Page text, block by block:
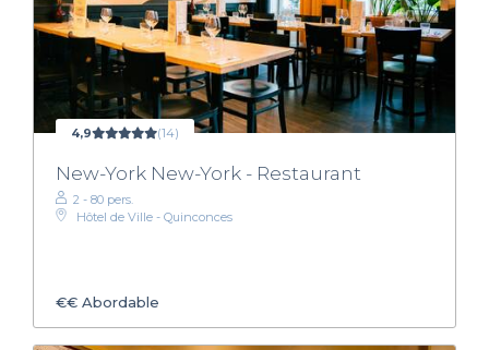
4,9 (14)
New-York New-York - Restaurant
2 - 80 pers.
Hôtel de Ville - Quinconces
€€ Abordable